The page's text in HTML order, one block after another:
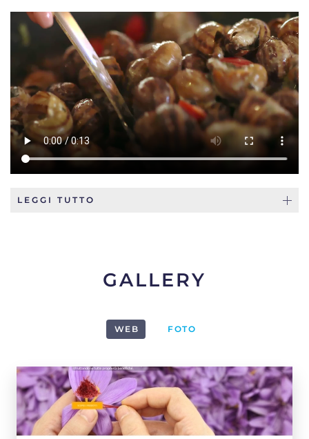
LEGGI TUTTO
GALLERY
WEB FOTO